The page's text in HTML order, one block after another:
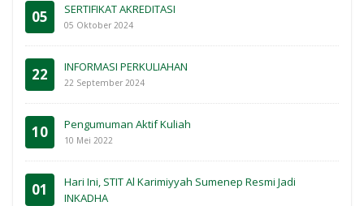
05 SERTIFIKAT AKREDITASI
05 Oktober 2024
22 INFORMASI PERKULIAHAN
22 September 2024
10 Pengumuman Aktif Kuliah
10 Mei 2022
01
Hari Ini, STIT Al Karimiyyah Sumenep Resmi Jadi
INKADHA